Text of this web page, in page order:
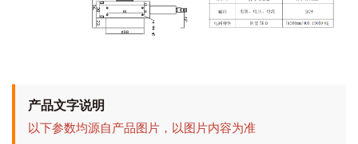
产品文字说明
以下参数均源自产品图片，以图片内容为准